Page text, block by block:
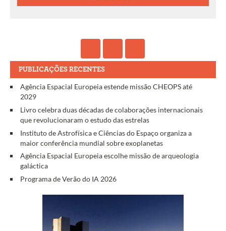
PUBLICAÇÕES RECENTES
Agência Espacial Europeia estende missão CHEOPS até
2029
Livro celebra duas décadas de colaborações internacionais
que revolucionaram o estudo das estrelas
Instituto de Astrofísica e Ciências do Espaço organiza a
maior conferência mundial sobre exoplanetas
Agência Espacial Europeia escolhe missão de arqueologia
galáctica
Programa de Verão do IA 2026